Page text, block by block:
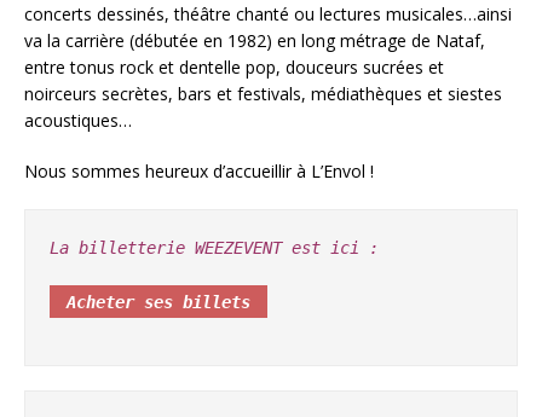
concerts dessinés, théâtre chanté ou lectures musicales…ainsi
va la carrière (débutée en 1982) en long métrage de Nataf,
entre tonus rock et dentelle pop, douceurs sucrées et
noirceurs secrètes, bars et festivals, médiathèques et siestes
acoustiques…
Nous sommes heureux d’accueillir à L’Envol !
Acheter ses billets